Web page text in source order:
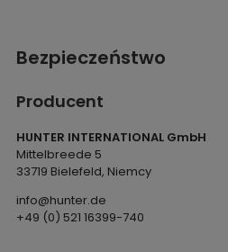
Bezpieczeństwo
Producent
HUNTER INTERNATIONAL GmbH
Mittelbreede 5
33719 Bielefeld, Niemcy
info@hunter.de
+49 (0) 521 16399-740